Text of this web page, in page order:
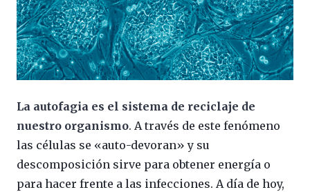
La autofagia es el sistema de reciclaje de
nuestro organismo. A través de este fenómeno
las células se «auto-devoran» y su
descomposición sirve para obtener energía o
para hacer frente a las infecciones. A día de hoy,